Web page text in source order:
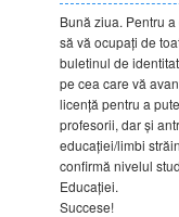
Bună ziua. Pentru
să vă ocupați de
buletinul de
pe cea care vă
licență pentru a
profesorii, dar și
educației/limbi
confirmă nivelul
Educației.
Succese!